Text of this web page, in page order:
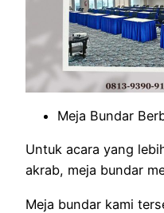
Meja Bundar
Untuk acara yang
akrab, meja bundar
Meja bundar kami